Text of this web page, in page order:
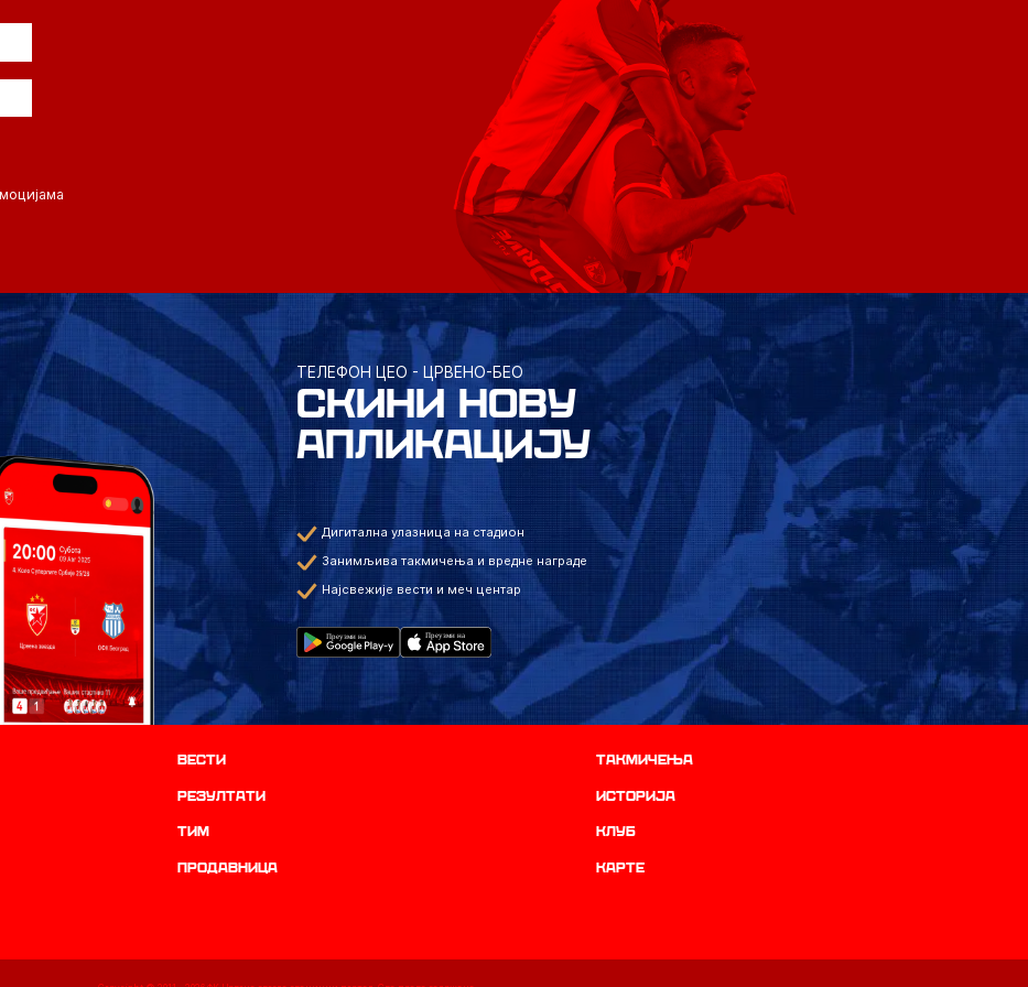
ТЕЛЕФОН ЦЕО - ЦРВЕНО-БЕО
СКИНИ НОВУ
АПЛИКАЦИЈУ
Дигитална улазница на стадион
Занимљива такмичења и вредне награде
Најсвежије вести и меч центар
Вести Такмичења
резултати историја
ТИМ Клуб
продавница Карте